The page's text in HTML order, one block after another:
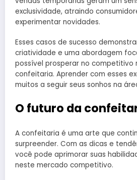
exclusividade, atraindo
experimentar novidades.
Esses casos de sucesso
criatividade e uma abordagem
possível prosperar no competitivo
confeitaria. Aprender com esses
muitos a seguir seus sonhos na
O futuro da
A confeitaria é uma arte que
surpreender. Com as dicas e
você pode aprimorar suas
neste mercado competitivo.